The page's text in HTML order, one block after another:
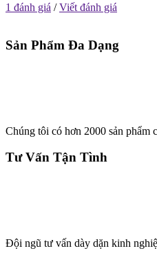
1 đánh giá /Viết đánh giá
Sản Phẩm Đa Dạng
Chúng tôi có hơn 2000 sản phẩm
Tư Vấn Tận Tình
Đội ngũ tư vấn dày dặn kinh